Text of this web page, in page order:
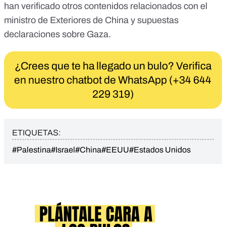
han verificado otros contenidos relacionados con el
ministro de Exteriores de China y supuestas
declaraciones sobre Gaza.
¿Crees que te ha llegado un bulo? Verifica
en nuestro chatbot de WhatsApp (+34 644
229 319)
ETIQUETAS:
#Palestina#Israel#China#EEUU#Estados Unidos